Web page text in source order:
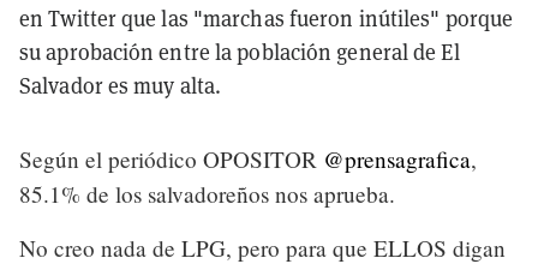
en Twitter que las "marchas fueron inútiles" porque
su aprobación entre la población general de El
Salvador es muy alta.
Según el periódico OPOSITOR @prensagrafica,
85.1% de los salvadoreños nos aprueba.
No creo nada de LPG, pero para que ELLOS digan